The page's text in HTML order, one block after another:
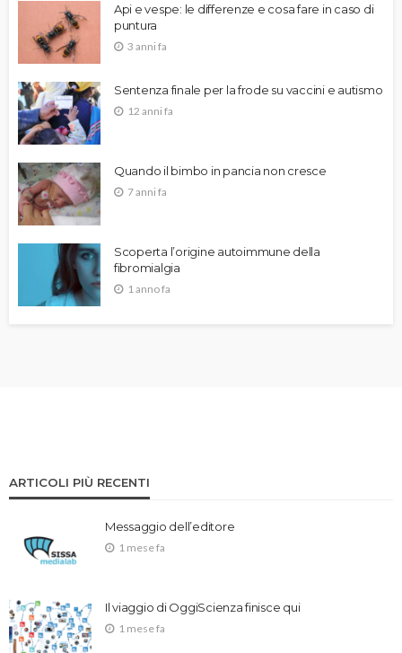
Api e vespe: le differenze e cosa fare in caso di
puntura
3 anni fa
Sentenza finale per la frode su vaccini e autismo
12 anni fa
Quando il bimbo in pancia non cresce
7 anni fa
Scoperta l’origine autoimmune della
fibromialgia
1 anno fa
ARTICOLI PIÙ RECENTI
Messaggio dell’editore
1 mese fa
Il viaggio di OggiScienza finisce qui
1 mese fa